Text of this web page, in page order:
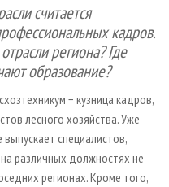
считается
кадров.
региона? Где
образование?
− кузница кадров,
лесного хозяйства. Уже
специалистов,
различных должностях не
регионах. Кроме того,